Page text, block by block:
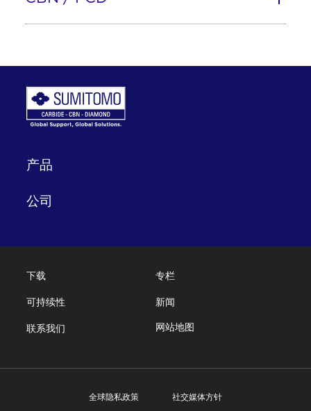
产品
公司
下载
可持续性
联系我们
专栏
新闻
网站地图
全球隐私政策 社交媒体方针